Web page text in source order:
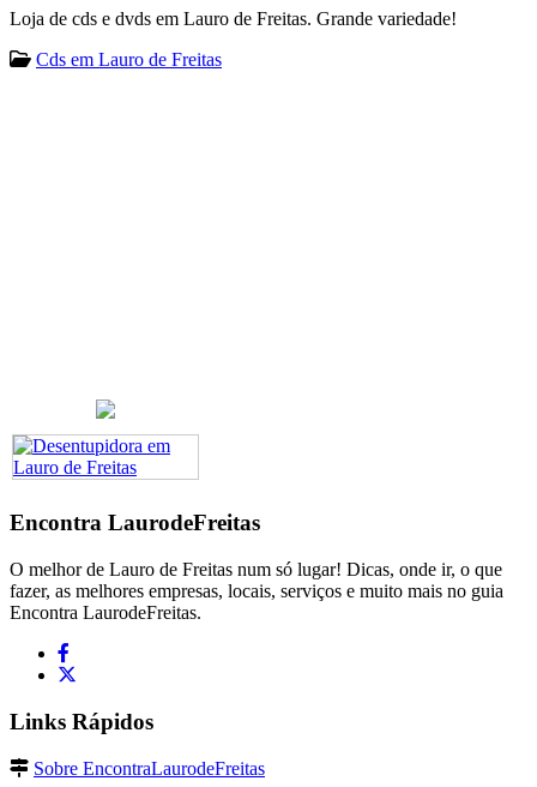
Loja de cds e dvds em Lauro de Freitas. Grande variedade!
Cds em Lauro de Freitas
Encontra LaurodeFreitas
O melhor de Lauro de Freitas num só lugar! Dicas, onde ir, o que
fazer, as melhores empresas, locais, serviços e muito mais no guia
Encontra LaurodeFreitas.
Links Rápidos
Sobre EncontraLaurodeFreitas